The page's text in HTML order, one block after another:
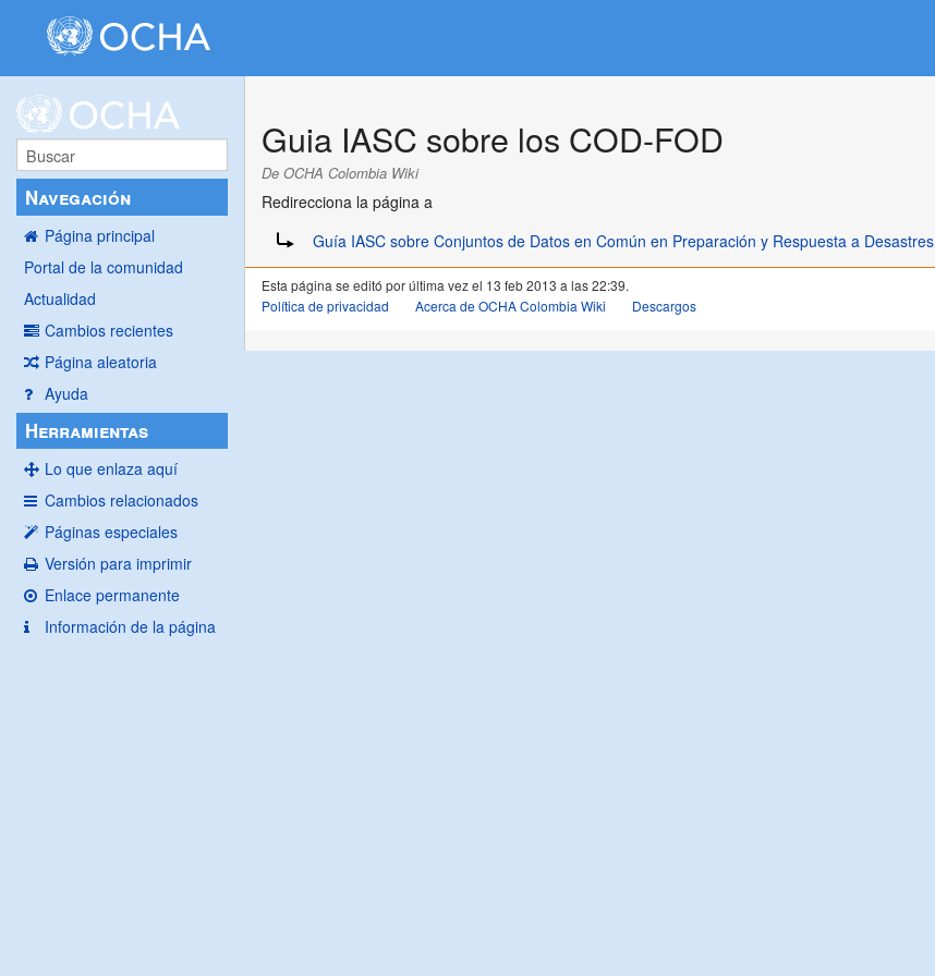
Navegación
Página principal
Portal de la comunidad
Actualidad
Cambios recientes
Página aleatoria
Ayuda
Herramientas
Lo que enlaza aquí
Cambios relacionados
Páginas especiales
Versión para imprimir
Enlace permanente
Información de la página
Guia IASC sobre los COD-FOD
De OCHA Colombia Wiki
Redirecciona la página a
Guía IASC sobre Conjuntos de Datos en Común en Preparación y Respuesta a Desastres
Esta página se editó por última vez el 13 feb 2013 a las 22:39.
Política de privacidad
Acerca de OCHA Colombia Wiki Descargos